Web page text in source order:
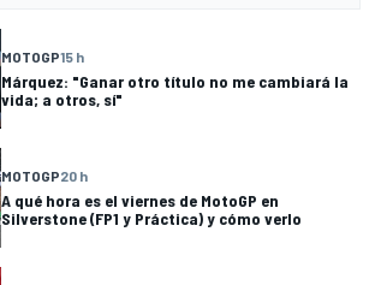
MOTOGP15 h
Márquez: "Ganar otro título no me cambiará la
vida; a otros, sí"
MOTOGP20 h
A qué hora es el viernes de MotoGP en
Silverstone (FP1 y Práctica) y cómo verlo